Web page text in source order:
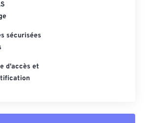
sécurisées
d'accès et